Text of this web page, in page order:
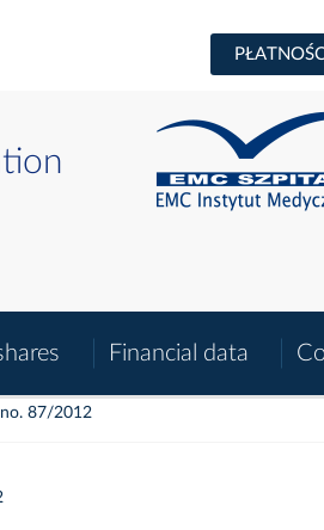
Financial data
87/2012